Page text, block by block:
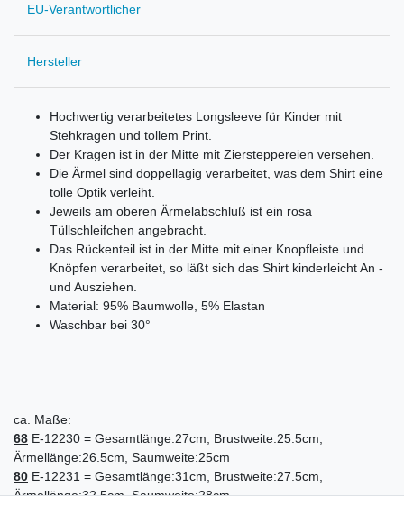
EU-Verantwortlicher
Hersteller
Hochwertig verarbeitetes Longsleeve für Kinder mit
Stehkragen und tollem Print.
Der Kragen ist in der Mitte mit Ziersteppereien versehen.
Die Ärmel sind doppellagig verarbeitet, was dem Shirt eine
tolle Optik verleiht.
Jeweils am oberen Ärmelabschluß ist ein rosa
Tüllschleifchen angebracht.
Das Rückenteil ist in der Mitte mit einer Knopfleiste und
Knöpfen verarbeitet, so läßt sich das Shirt kinderleicht An -
und Ausziehen.
Material: 95% Baumwolle, 5% Elastan
Waschbar bei 30°
ca. Maße:
68 E-12230 = Gesamtlänge:27cm, Brustweite:25.5cm,
Ärmellänge:26.5cm, Saumweite:25cm
80 E-12231 = Gesamtlänge:31cm, Brustweite:27.5cm,
Ärmellänge:32.5cm, Saumweite:28cm